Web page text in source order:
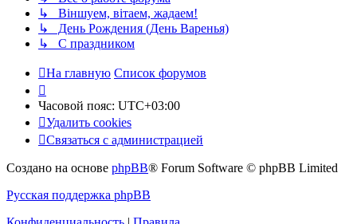
↳ Віншуем, вітаем, жадаем!
↳ День Рождения (День Варенья)
↳ С праздником
На главную Список форумов
Часовой пояс: UTC+03:00
Удалить cookies
Связаться с администрацией
Создано на основе phpBB® Forum Software © phpBB Limited
Русская поддержка phpBB